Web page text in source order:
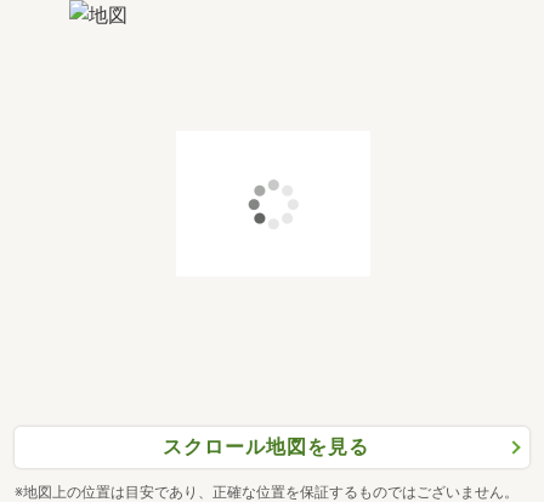
スクロール地図を見る
※地図上の位置は目安であり、正確な位置を保証するものではございません。